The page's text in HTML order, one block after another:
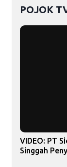
POJOK
VIDEO: PT
Singgah